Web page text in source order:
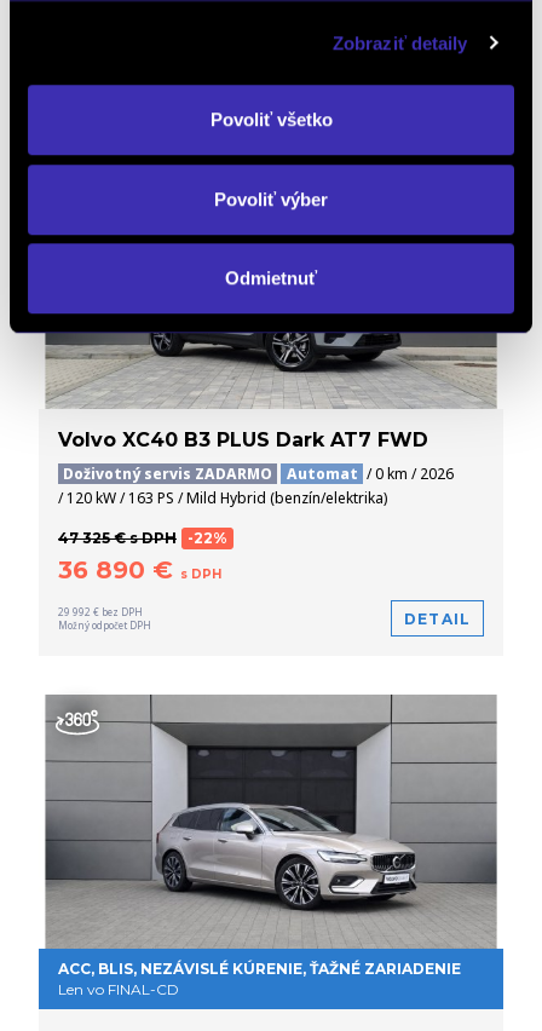
Zobraziť detaily
Povoliť všetko
Povoliť výber
Odmietnuť
Možný odpočet DPH
Volvo XC40 B3 PLUS Dark AT7 FWD
Doživotný servis ZADARMO Automat / 0 km / 2026
/ 120 kW / 163 PS / Mild Hybrid (benzín/elektrika)
47 325 € s DPH -22%
36 890 € s DPH
29 992 € bez DPH
Možný odpočet DPH
DETAIL
ACC, BLIS, NEZÁVISLÉ KÚRENIE, ŤAŽNÉ ZARIADENIE
Len vo FINAL-CD